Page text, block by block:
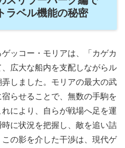
ラベル機能の秘密
ッコー・モリアは、「カゲカ
広大な船内を支配しながらル
しました。モリアの最大の武
らせることで、無数の手駒を
により、自らが戦場へ足を運
に状況を把握し、敵を追い詰
の影を介した干渉は、現代ゲ